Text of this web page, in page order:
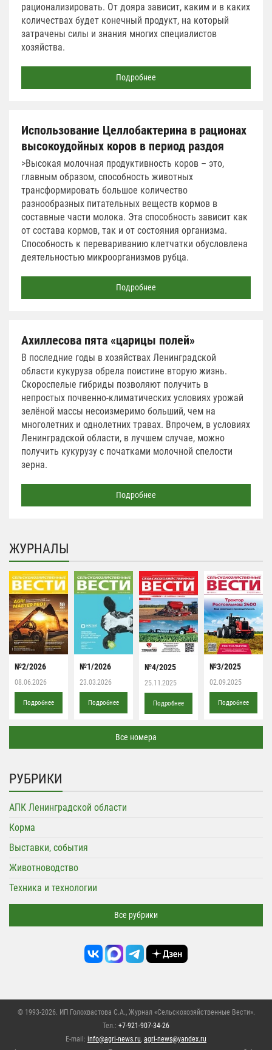
рационализировать. От дояра зависит, каким и в каких
количествах будет конечный продукт, на который
затрачены силы и знания многих специалистов
хозяйства.
Подробнее
Использование Целлобактерина в рационах
высокоудойных коров в период раздоя
>Высокая молочная продуктивность коров – это,
главным образом, способность животных
трансформировать большое количество
разнообразных питательных веществ кормов в
составные части молока. Эта способность зависит как
от состава кормов, так и от состояния организма.
Способность к перевариванию клетчатки обусловлена
деятельностью микроорганизмов рубца.
Подробнее
Ахиллесова пята «царицы полей»
В последние годы в хозяйствах Ленинградской
области кукуруза обрела поистине вторую жизнь.
Скороспелые гибриды позволяют получить в
непростых почвенно-климатических условиях урожай
зелёной массы несоизмеримо больший, чем на
многолетних и однолетних травах. Впрочем, в условиях
Ленинградской области, в лучшем случае, можно
получить кукурузу с початками молочной спелости
зерна.
Подробнее
ЖУРНАЛЫ
№2/2026
08.06.2026
Подробнее
№1/2026
23.03.2026
Подробнее
№4/2025
25.11.2025
Подробнее
№3/2025
02.09.2025
Подробнее
Все номера
РУБРИКИ
АПК Ленинградской области
Корма
Выставки, события
Животноводство
Техника и технологии
Все рубрики
© 1993-2026. ИП Голохвастова С.А., Журнал «Сельскохозяйственные Вести».
Тел.: +7-921-907-34-26
E-mail: info@agri-news.ru, agri-news@yandex.ru